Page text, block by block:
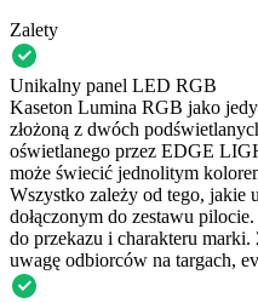
Zalety
Unikalny panel LED RGB
Kaseton Lumina RGB jako
złożoną z dwóch
oświetlanego przez EDGE
może świecić jednolitym
Wszystko zależy od tego, jakie
dołączonym do zestawu
do przekazu i charakteru
uwagę odbiorców na targach,